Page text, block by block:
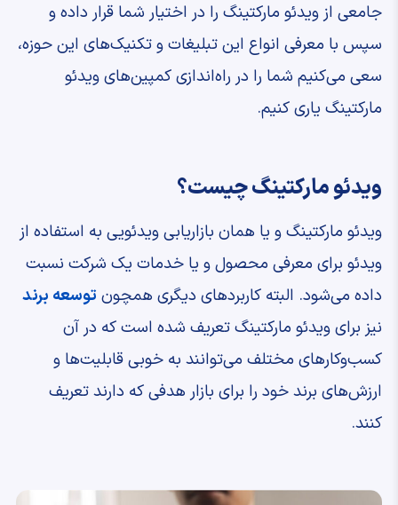
جامعی از ویدئو مارکتینگ را در اختیار شما قرار داده و
سپس با معرفی انواع این تبلیغات و تکنیک‌های این حوزه،
سعی می‌کنیم شما را در راه‌اندازی کمپین‌های ویدئو
مارکتینگ یاری کنیم.
ویدئو مارکتینگ چیست؟
ویدئو مارکتینگ و یا همان بازاریابی ویدئویی به استفاده از
ویدئو برای معرفی محصول و یا خدمات یک شرکت نسبت
داده می‌شود. البته کاربردهای دیگری همچون توسعه برند
نیز برای ویدئو مارکتینگ تعریف شده‌ است که در آن
کسب‌وکارهای مختلف می‌توانند به خوبی قابلیت‌ها و
ارزش‌های برند خود را برای بازار هدفی که دارند تعریف
کنند.